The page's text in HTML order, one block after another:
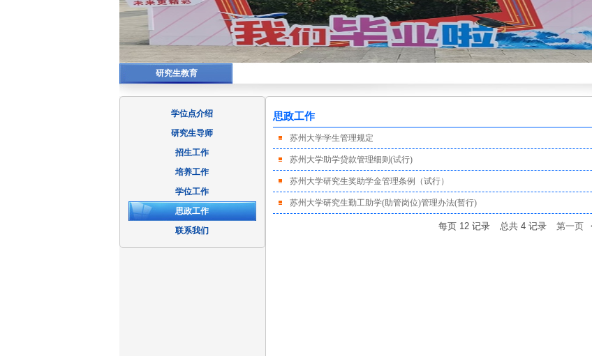
研究生教育
学位点介绍
研究生导师
招生工作
培养工作
学位工作
思政工作
联系我们
思政工作
苏州大学学生管理规定
苏州大学助学贷款管理细则(试行)
苏州大学研究生奖助学金管理条例（试行）
苏州大学研究生勤工助学(助管岗位)管理办法(暂行)
每页 12记录 总共 4记录 第一页